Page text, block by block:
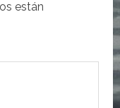
están